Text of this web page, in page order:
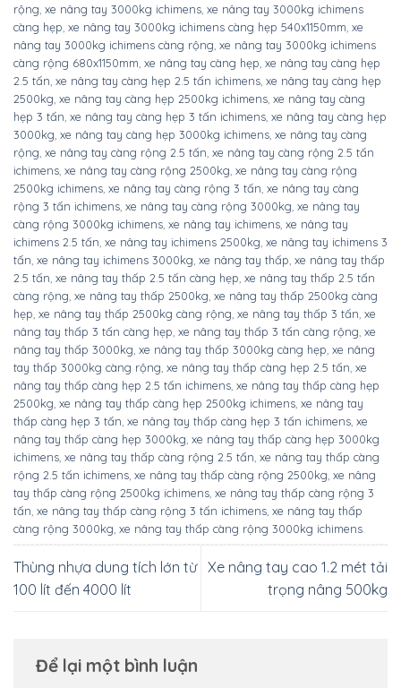
rộng xe nâng tay 3000kg ichimens xe nâng tay 3000kg ichimens
càng hẹp xe nâng tay 3000kg ichimens càng hẹp 540x1150mm xe
nâng tay 3000kg ichimens càng rộng xe nâng tay 3000kg ichimens
càng rộng 680x1150mm xe nâng tay càng hẹp xe nâng tay càng hẹp
2.5 tấn xe nâng tay càng hẹp 2.5 tấn ichimens xe nâng tay càng hẹp
2500kg xe nâng tay càng hẹp 2500kg ichimens xe nâng tay càng
hẹp 3 tấn xe nâng tay càng hẹp 3 tấn ichimens xe nâng tay càng hẹp
3000kg xe nâng tay càng hẹp 3000kg ichimens xe nâng tay càng
rộng xe nâng tay càng rộng 2.5 tấn xe nâng tay càng rộng 2.5 tấn
ichimens xe nâng tay càng rộng 2500kg xe nâng tay càng rộng
2500kg ichimens xe nâng tay càng rộng 3 tấn xe nâng tay càng
rộng 3 tấn ichimens xe nâng tay càng rộng 3000kg xe nâng tay
càng rộng 3000kg ichimens xe nâng tay ichimens xe nâng tay
ichimens 2.5 tấn xe nâng tay ichimens 2500kg xe nâng tay ichimens 3
tấn xe nâng tay ichimens 3000kg xe nâng tay thấp xe nâng tay thấp
2.5 tấn xe nâng tay thấp 2.5 tấn càng hẹp xe nâng tay thấp 2.5 tấn
càng rộng xe nâng tay thấp 2500kg xe nâng tay thấp 2500kg càng
hẹp xe nâng tay thấp 2500kg càng rộng xe nâng tay thấp 3 tấn xe
nâng tay thấp 3 tấn càng hẹp xe nâng tay thấp 3 tấn càng rộng xe
nâng tay thấp 3000kg xe nâng tay thấp 3000kg càng hẹp xe nâng
tay thấp 3000kg càng rộng xe nâng tay thấp càng hẹp 2.5 tấn xe
nâng tay thấp càng hẹp 2.5 tấn ichimens xe nâng tay thấp càng hẹp
2500kg xe nâng tay thấp càng hẹp 2500kg ichimens xe nâng tay
thấp càng hẹp 3 tấn xe nâng tay thấp càng hẹp 3 tấn ichimens xe
nâng tay thấp càng hẹp 3000kg xe nâng tay thấp càng hẹp 3000kg
ichimens xe nâng tay thấp càng rộng 2.5 tấn xe nâng tay thấp càng
rộng 2.5 tấn ichimens xe nâng tay thấp càng rộng 2500kg xe nâng
tay thấp càng rộng 2500kg ichimens xe nâng tay thấp càng rộng 3
tấn xe nâng tay thấp càng rộng 3 tấn ichimens xe nâng tay thấp
càng rộng 3000kg xe nâng tay thấp càng rộng 3000kg ichimens
Thùng nhựa dung tích lớn từ
100 lít đến 4000 lít
Xe nâng tay cao 1.2 mét tải
trọng nâng 500kg
Để lại một bình luận